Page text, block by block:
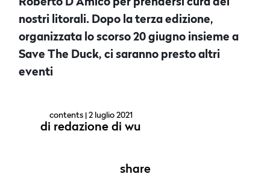
nostri litorali. Dopo la terza edizione,
organizzata lo scorso 20 giugno insieme a
Save The Duck, ci saranno presto altri
eventi
contents| 2 luglio 2021
di redazione di wu
share